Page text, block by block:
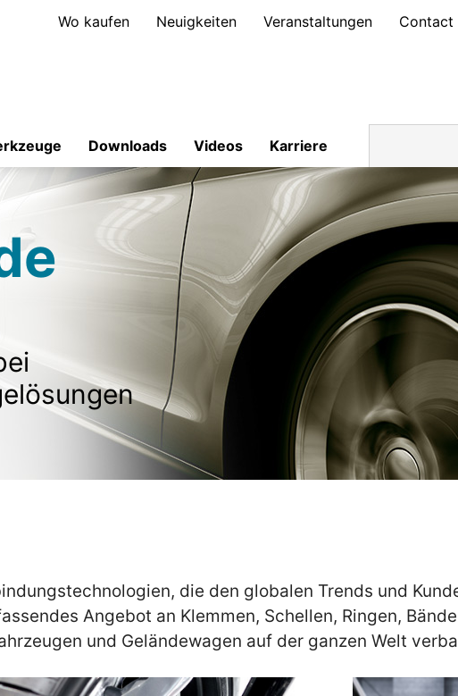
Wo kaufen Neuigkeiten Veranstaltungen Contact
Downloads Videos Karriere
die den globalen Trends und
Angebot an Klemmen, Schellen, Ringen,
und Geländewagen auf der ganzen Welt